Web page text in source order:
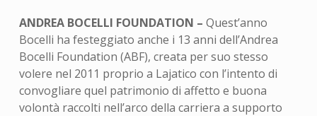
ANDREA BOCELLI FOUNDATION – Quest’anno
Bocelli ha festeggiato anche i 13 anni dell’Andrea
Bocelli Foundation (ABF), creata per suo stesso
volere nel 2011 proprio a Lajatico con l’intento di
convogliare quel patrimonio di affetto e buona
volontà raccolti nell’arco della carriera a supporto